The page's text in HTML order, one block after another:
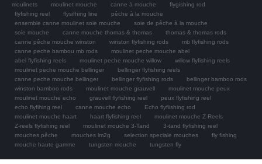
moulinets moulinet mouche canne à mouche
flygishing rod
flyfishing reel
flysifhing line
pêche à la mouche
ensemble canne moulinet soie mouche
soie de pêche à la mouche
soie mouche
canne mouche thomas & thomas
thomas & thomas rods
canne pêche mouche winston
winston flyfishing rods
mb flyfishing rods
canne peche bambou mb rods
moulinet peche mouche abel
abel flyfishing reels
moulinet peche mouche willow
willow flyfishing reels
moulinet peche mouche bellinger
bellinger flyfishing reels
canne peche mouche bellinger
bellinger flyfishing rods
bellinger bamboo rods
winston bamboo rods
moulinet mouche grauvell
moulinet mouche peux
moulinet mouche echo
grauvell flyfishing reel
peux flyfishing reel
echo flyfihing reel
canne mouche echo
Echo flyfiishing rod
moulinet mouche haart
haart flyfishing reel
moulinet mouche Z-Reels
Z-reels flyfishing reel
moulinet mouche 3-Tand
3-tand flyfishing reel
mouches pêche
mouches lm2g selection speciale mouches
fly fishing
mouche haute gamme
tungsten mouche tungsten fly